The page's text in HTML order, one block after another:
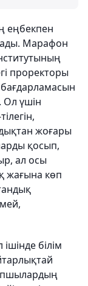
еңбекпен
Марафон
проректоры
Ол үшін
жоғары
қосып,
ал осы
жағына көп
білім